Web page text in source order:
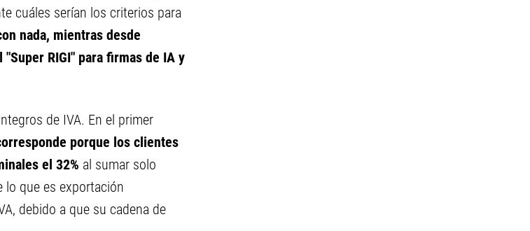
cuáles serían los criterios para
nada, mientras desde
RIGI" para firmas de IA y
de IVA. En el primer
porque los clientes
el 32% al sumar solo
lo que es exportación
debido a que su cadena de